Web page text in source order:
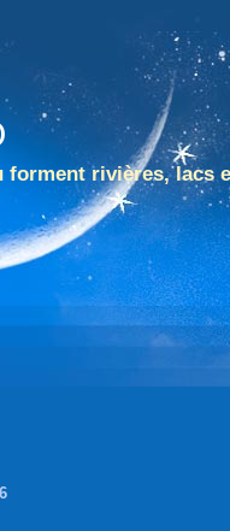
forment rivières, lacs